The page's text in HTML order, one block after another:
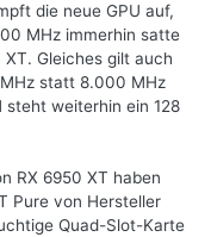
die neue GPU auf,
MHz immerhin satte
Gleiches gilt auch
statt 8.000 MHz
steht weiterhin ein 128
RX 6950 XT haben
Pure von Hersteller
Quad-Slot-Karte